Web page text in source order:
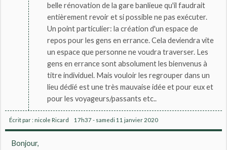
belle rénovation de la gare banlieue qu'il faudrait
entièrement revoir et si possible ne pas exécuter.
Un point particulier: la création d'un espace de
repos pour les gens en errance. Cela deviendra vite
un espace que personne ne voudra traverser. Les
gens en errance sont absolument les bienvenus à
titre individuel. Mais vouloir les regrouper dans un
lieu dédié est une très mauvaise idée et pour eux et
pour les voyageurs/passants etc..
Écrit par :nicole Ricard 17h37- samedi 11 janvier 2020
Bonjour,